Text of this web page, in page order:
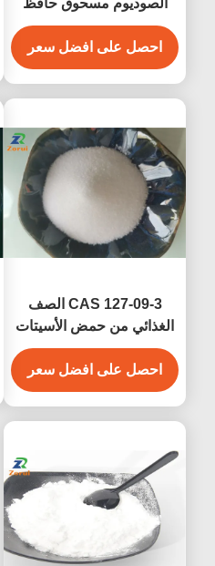
الصوديوم مسحوق حافظ
الصوديوم 2- هيدروكسي
بروبوانات CAS 867-56-1
احصل على افضل سعر
CAS 127-09-3 الصف
الغذائي من حمض الأسيتات
الصوديومية الخالية من
المياه/ حمض الأسيتيك الملح
الصوديومية القابلة للحقن
احصل على افضل سعر